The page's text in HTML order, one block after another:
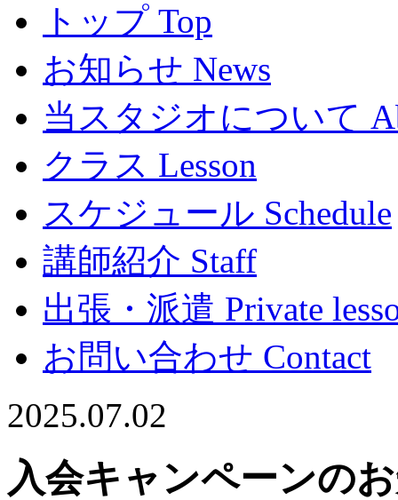
トップ Top
お知らせ News
当スタジオについて
クラス Lesson
スケジュール Schedule
講師紹介 Staff
出張・派遣 Private
お問い合わせ Contact
2025.07.02
入会キャンペーンの